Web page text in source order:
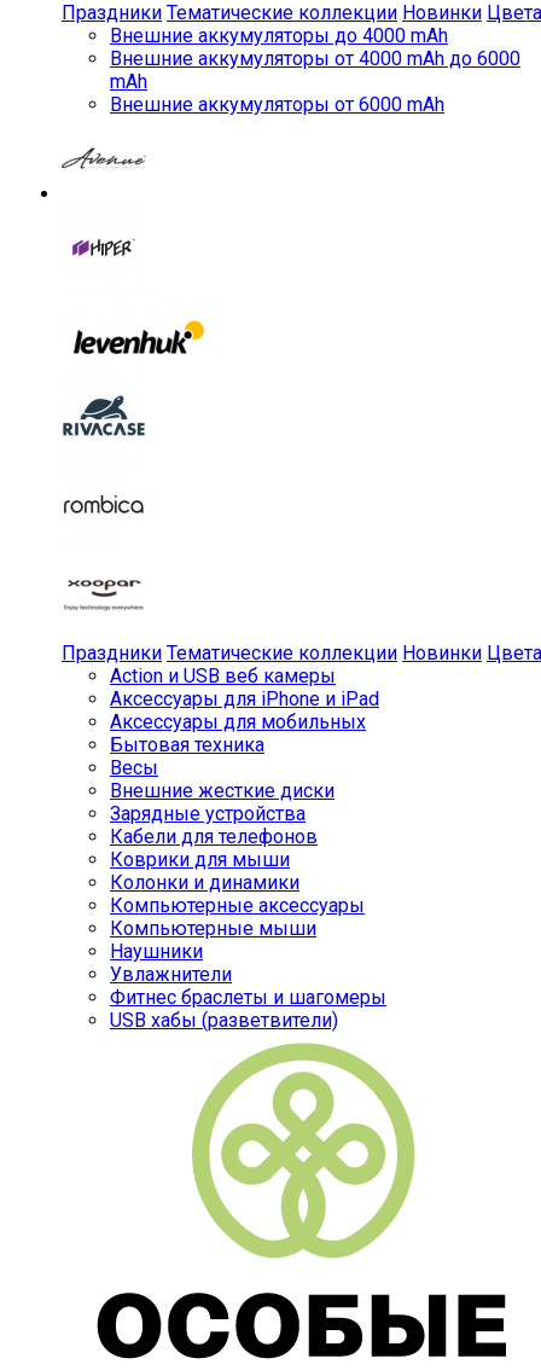
Праздники Тематические коллекции Новинки Цвета
Внешние аккумуляторы до 4000 mAh
Внешние аккумуляторы от 4000 mAh до 6000
mAh
Внешние аккумуляторы от 6000 mAh
Праздники Тематические коллекции Новинки Цвета
Action и USB веб камеры
Аксессуары для iPhone и iPad
Аксессуары для мобильных
Бытовая техника
Весы
Внешние жесткие диски
Зарядные устройства
Кабели для телефонов
Коврики для мыши
Колонки и динамики
Компьютерные аксессуары
Компьютерные мыши
Наушники
Увлажнители
Фитнес браслеты и шагомеры
USB хабы (разветвители)